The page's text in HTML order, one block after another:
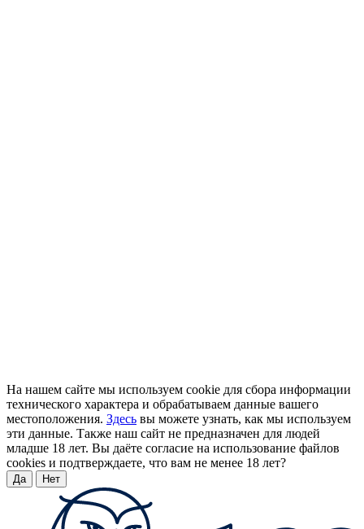
На нашем сайте мы используем cookie для сбора информации
технического характера и обрабатываем данные вашего
местоположения. Здесь вы можете узнать, как мы используем
эти данные. Также наш сайт не предназначен для людей
младше 18 лет. Вы даёте согласие на использование файлов
cookies и подтверждаете, что вам не менее 18 лет?
Да Нет